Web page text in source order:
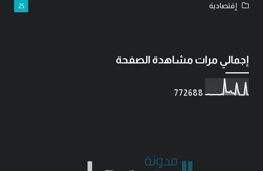
إقتصادية 25
إجمالي مرات مشاهدة الصفحة
772688